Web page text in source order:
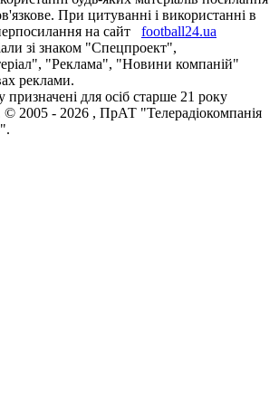
При цитуванні і використанні в
на сайт
football24.ua
зі знаком "Спецпроект",
"Реклама", "Новини компаній"
реклами.
призначені для осіб старше 21 року
© 2005 - 2026 , ПрАТ "Телерадіокомпанія